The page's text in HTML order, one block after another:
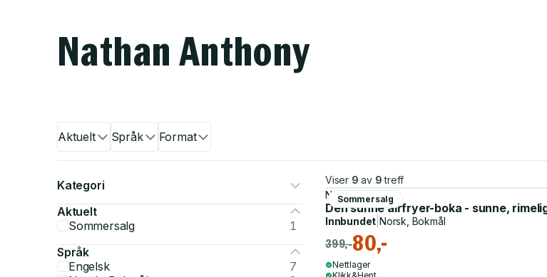
Nathan Anthony
Aktuelt Språk Format
Kategori
Aktuelt
Sommersalg
1
Språk
Engelsk
7
Viser 9 av 9 treff
Sommersalg
Nathan Anthony
Den sunne airfryer-boka - sunne,
Innbundet |Norsk, Bokmål
399,-80,-
Nettlager